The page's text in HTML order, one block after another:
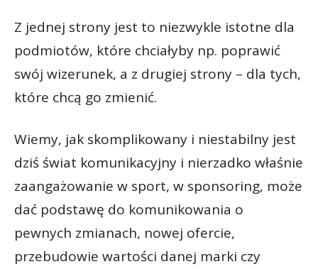
Z jednej strony jest to niezwykle istotne dla
podmiotów, które chciałyby np. poprawić
swój wizerunek, a z drugiej strony – dla tych,
które chcą go zmienić.
Wiemy, jak skomplikowany i niestabilny jest
dziś świat komunikacyjny i nierzadko właśnie
zaangażowanie w sport, w sponsoring, może
dać podstawę do komunikowania o
pewnych zmianach, nowej ofercie,
przebudowie wartości danej marki czy